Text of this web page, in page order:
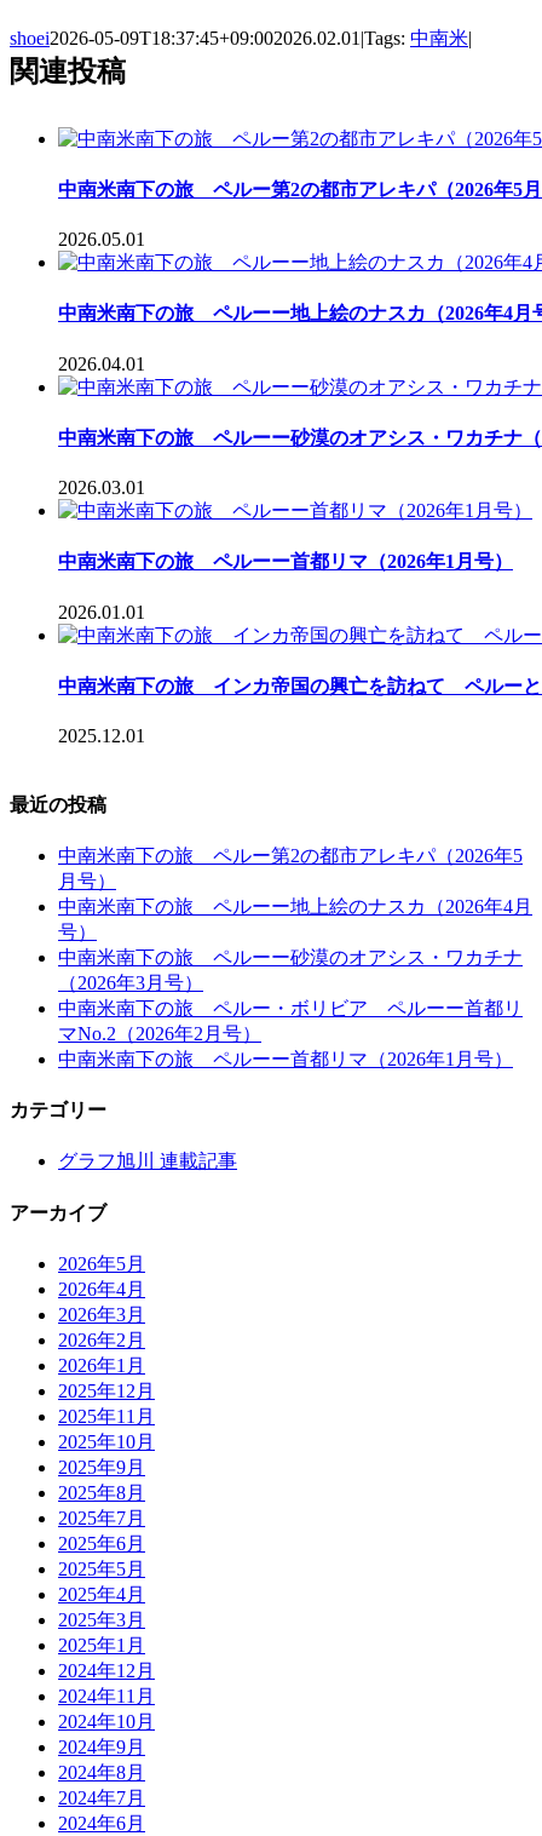
shoei2026-05-09T18:37:45+09:002026.02.01 |Tags: 中南米|
関連投稿
中南米南下の旅 ペルー第2の都市アレキパ（2026年5
2026.05.01
中南米南下の旅 ペルーー地上絵のナスカ（2026年4月
2026.04.01
中南米南下の旅 ペルーー砂漠のオアシス・ワカチナ（
2026.03.01
中南米南下の旅 ペルーー首都リマ（2026年1月号）
2026.01.01
中南米南下の旅 インカ帝国の興亡を訪ねて ペルーと
2025.12.01
最近の投稿
中南米南下の旅 ペルー第2の都市アレキパ（2026年5
月号）
中南米南下の旅 ペルーー地上絵のナスカ（2026年4月
号）
中南米南下の旅 ペルーー砂漠のオアシス・ワカチナ
（2026年3月号）
中南米南下の旅 ペルー・ボリビア ペルーー首都リ
マNo.2（2026年2月号）
中南米南下の旅 ペルーー首都リマ（2026年1月号）
カテゴリー
グラフ旭川 連載記事
アーカイブ
2026年5月
2026年4月
2026年3月
2026年2月
2026年1月
2025年12月
2025年11月
2025年10月
2025年9月
2025年8月
2025年7月
2025年6月
2025年5月
2025年4月
2025年3月
2025年1月
2024年12月
2024年11月
2024年10月
2024年9月
2024年8月
2024年7月
2024年6月